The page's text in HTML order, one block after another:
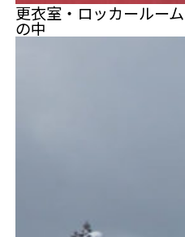
更衣室・ロッカールー
の中